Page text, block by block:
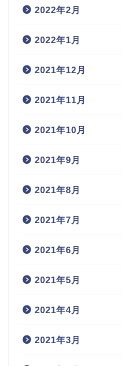
2022年2月
2022年1月
2021年12月
2021年11月
2021年10月
2021年9月
2021年8月
2021年7月
2021年6月
2021年5月
2021年4月
2021年3月